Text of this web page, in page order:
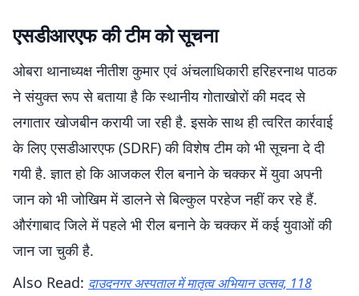
एसडीआरएफ की टीम को सूचना
ओबरा थानाध्यक्ष नीतीश कुमार एवं अंचलाधिकारी हरिहरनाथ पाठक
ने संयुक्त रूप से बताया है कि स्थानीय गोताखोरों की मदद से
लगातार खोजबीन करायी जा रही है. इसके साथ ही त्वरित कार्रवाई
के लिए एसडीआरएफ (SDRF) की विशेष टीम को भी सूचना दे दी
गयी है. ज्ञात हो कि आजकल रील बनाने के चक्कर में युवा अपनी
जान को भी जोखिम में डालने से बिल्कुल परहेज नहीं कर रहे हैं.
औरंगाबाद जिले में पहले भी रील बनाने के चक्कर में कई युवाओं की
जान जा चुकी है.
Also Read: दाउदनगर अस्पताल में मातृत्व अभियान उत्सव, 118